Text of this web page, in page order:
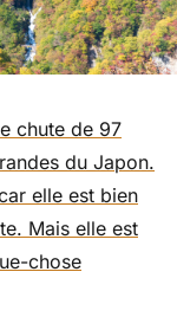
chute de 97
du Japon.
elle est bien
Mais elle est
chose